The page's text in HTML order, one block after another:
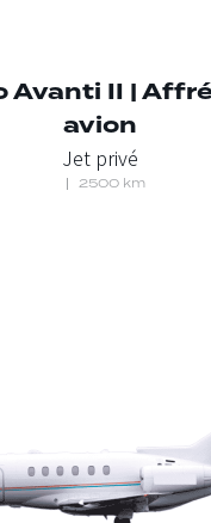
Avanti II |
avion
Jet privé
2500 km